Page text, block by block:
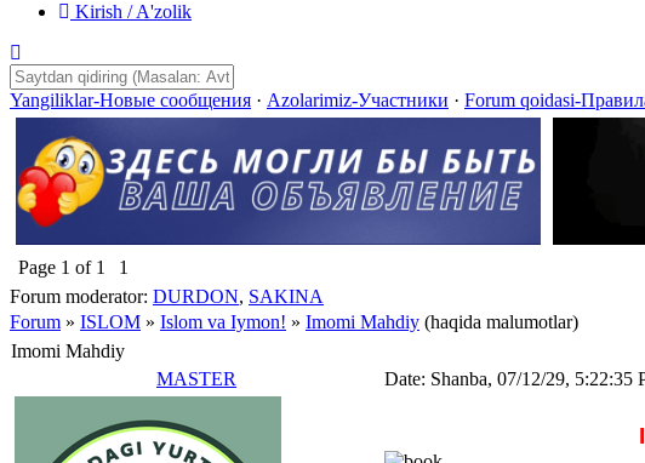
Kirish / A'zolik
Yangiliklar-Новые сообщения · Azolarimiz-Участники · Forum qoidasi-
Page 1 of 1
1
Forum moderator: DURDON, SAKINA
Forum » ISLOM » Islom va Iymon! » Imomi Mahdiy (haqida malumotlar)
Imomi Mahdiy
MASTER
Date: Shanba, 07/12/29, 5:22:35